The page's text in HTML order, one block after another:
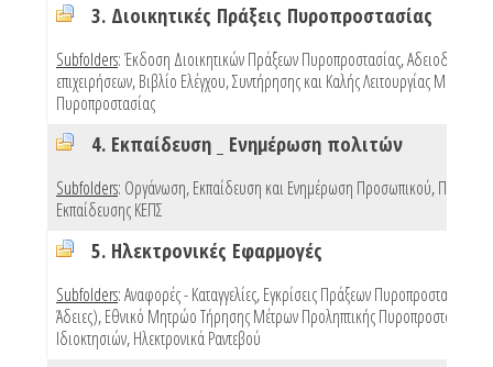
3. Διοικητικές Πράξεις Πυροπροστασίας
Subfolders:Έκδοση Διοικητικών Πράξεων Πυροπροστασίας,Αδειοδότηση
επιχειρήσεων,Βιβλίο Ελέγχου, Συντήρησης και Καλής Λειτουργίας Μέσων
Πυροπροστασίας
4. Εκπαίδευση _ Ενημέρωση πολιτών
Subfolders: Οργάνωση, Εκπαίδευση και Ενημέρωση Προσωπικού,
Εκπαίδευσης ΚΕΠΣ
5. Ηλεκτρονικές Εφαρμογές
Subfolders:Αναφορές - Καταγγελίες,Εγκρίσεις Πράξεων Πυροπροστασίας
Άδειες),Εθνικό Μητρώο Τήρησης Μέτρων Προληπτικής Πυροπροστασίας
Ιδιοκτησιών,Ηλεκτρονικά Ραντεβού